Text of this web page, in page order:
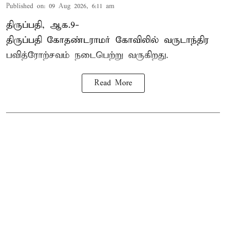
Published on: 09 Aug 2026, 6:11 am
திருப்பதி, ஆக.9-
திருப்பதி கோதண்டராமர் கோவிலில் வருடாந்திர
பவித்ரோற்சவம் நடைபெற்று வருகிறது.
Read More